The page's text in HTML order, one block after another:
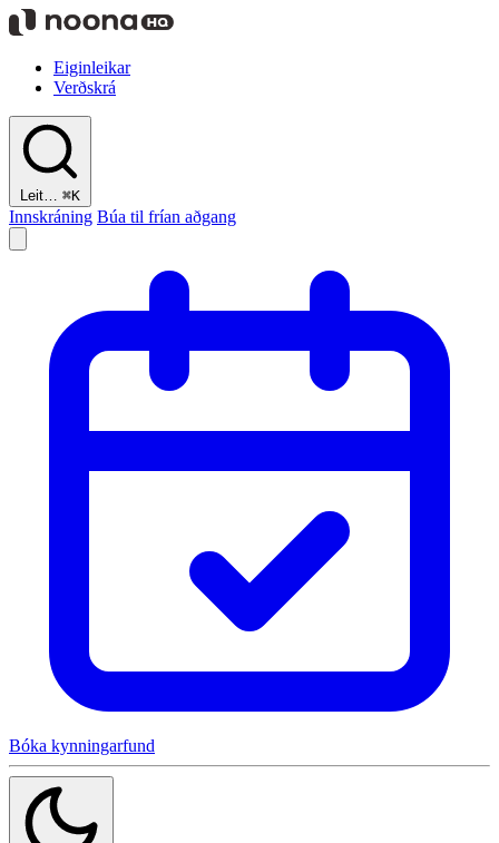
Eiginleikar
Verðskrá
Leit… ⌘K
Innskráning Búa til frían aðgang
Bóka kynningarfund